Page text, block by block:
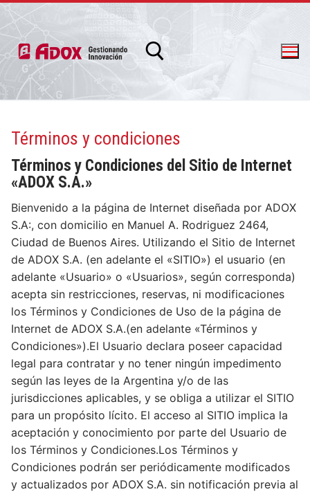
info@adox.com.ar whatsapp: 54 9 11 6230 2470
PRODUCTOS Y SERVICIOS
INSUMOS
Higiene de manos y piel
Desinfección
Detergentes
Control de Biofilm
Accesorios
EQUIPAMIENTOS
Equipos para Control de infecciones
Máquinas de anestesia y Bombas de infusión
Seguridad
Agroindustriales
SISTEMAS
Accesibilidad, alerta, control, medición y
monitoreo
Software
SERVICIOS
Servicio técnico
Mapeo Térmico ::: NUEVO :::
DESARROLLOS
NOVEDADES
Videos
Videos institucionales
Videos de productos
Webinars
Noticias de interés
Compromiso Social
Prensa
QUIENES SOMOS
Quiénes Somos
Responsabilidad Social Empresaria
Premios
CONTACTO
Contact us
Términos y condiciones
Términos y Condiciones del Sitio de Internet
«ADOX S.A.»
Bienvenido a la página de Internet diseñada por ADOX
S.A:, con domicilio en Manuel A. Rodriguez 2464,
Ciudad de Buenos Aires. Utilizando el Sitio de Internet
de ADOX S.A. (en adelante el «SITIO») el usuario (en
adelante «Usuario» o «Usuarios», según corresponda)
acepta sin restricciones, reservas, ni modificaciones
los Términos y Condiciones de Uso de la página de
Internet de ADOX S.A.(en adelante «Términos y
Condiciones»).El Usuario declara poseer capacidad
legal para contratar y no tener ningún impedimento
según las leyes de la Argentina y/o de las
jurisdicciones aplicables, y se obliga a utilizar el SITIO
para un propósito lícito. El acceso al SITIO implica la
aceptación y conocimiento por parte del Usuario de
los Términos y Condiciones.Los Términos y
Condiciones podrán ser periódicamente modificados
y actualizados por ADOX S.A. sin notificación previa al